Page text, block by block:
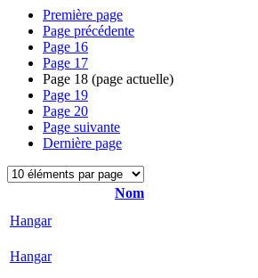
Première page
Page précédente
Page 16
Page 17
Page 18 (page actuelle)
Page 19
Page 20
Page suivante
Dernière page
Nom
Hangar
Hangar